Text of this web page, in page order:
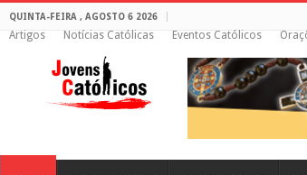
QUINTA-FEIRA , AGOSTO 6 2026
Artigos Notícias Católicas Eventos Católicos